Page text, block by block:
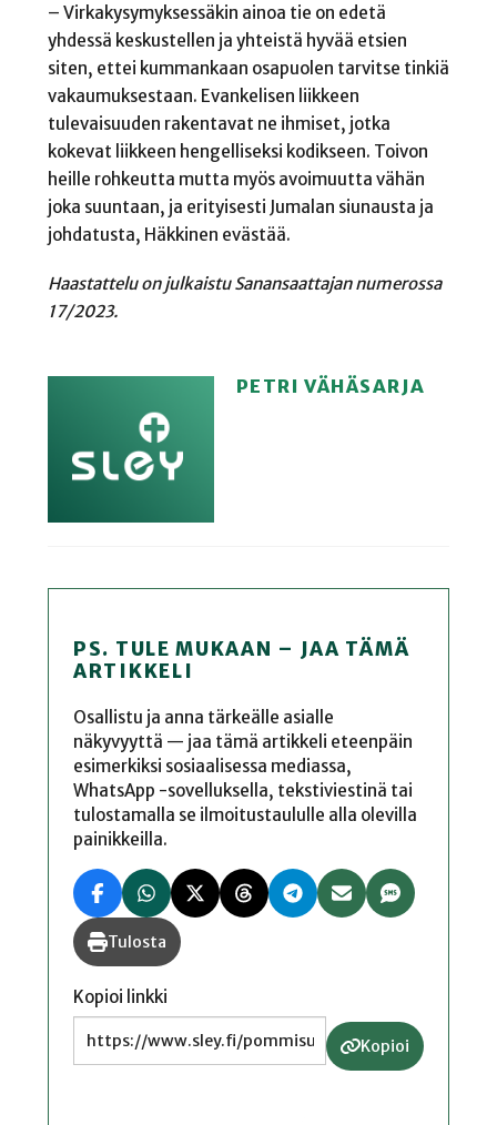
– Virkakysymyksessäkin ainoa tie on edetä
yhdessä keskustellen ja yhteistä hyvää etsien
siten, ettei kummankaan osapuolen tarvitse tinkiä
vakaumuksestaan. Evankelisen liikkeen
tulevaisuuden rakentavat ne ihmiset, jotka
kokevat liikkeen hengelliseksi kodikseen. Toivon
heille rohkeutta mutta myös avoimuutta vähän
joka suuntaan, ja erityisesti Jumalan siunausta ja
johdatusta, Häkkinen evästää.
Haastattelu on julkaistu Sanansaattajan numerossa
17/2023.
PETRI VÄHÄSARJA
PS. TULE MUKAAN – JAA TÄMÄ
ARTIKKELI
Osallistu ja anna tärkeälle asialle
näkyvyyttä — jaa tämä artikkeli eteenpäin
esimerkiksi sosiaalisessa mediassa,
WhatsApp -sovelluksella, tekstiviestinä tai
tulostamalla se ilmoitustaululle alla olevilla
painikkeilla.
Tulosta
Kopioi linkki
Kopioi